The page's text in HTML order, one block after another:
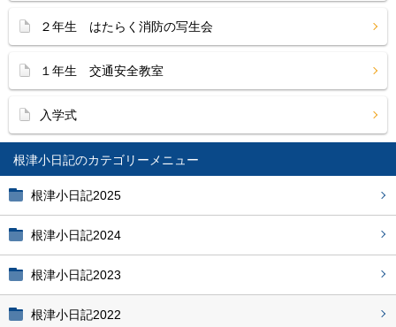
根津小日記
根津小日記2025
根津小日記2024
根津小日記2023
根津小日記2022
２年生 はたらく消防の写生会
１年生 交通安全教室
入学式